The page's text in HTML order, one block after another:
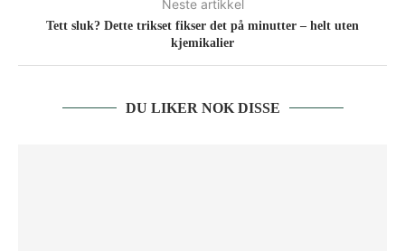
Neste artikkel
Tett sluk? Dette trikset fikser det på minutter – helt uten
kjemikalier
DU LIKER NOK DISSE